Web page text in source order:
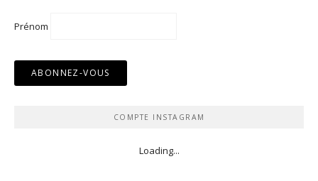
Prénom
COMPTE INSTAGRAM
Loading...